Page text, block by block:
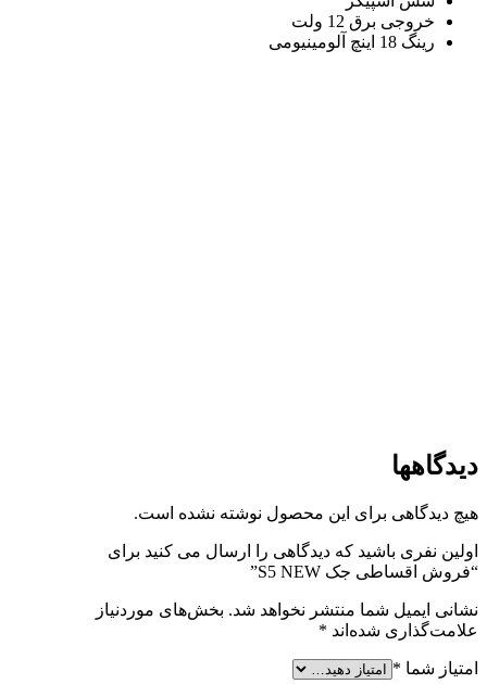
خروجی برق 12 ولت
رینگ 18 اینچ آلومینیومی
دیدگاهها
هیچ دیدگاهی برای این محصول نوشته نشده است.
اولین نفری باشید که دیدگاهی را ارسال می کنید برای
“فروش اقساطی جک S5 NEW”
نشانی ایمیل شما منتشر نخواهد شد. بخش‌های موردنیاز
علامت‌گذاری شده‌اند *
امتیاز شما *